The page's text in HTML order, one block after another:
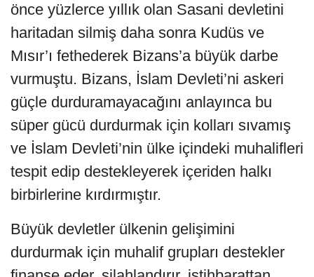
önce yüzlerce yıllık olan Sasani devletini
haritadan silmiş daha sonra Kudüs ve
Mısır’ı fethederek Bizans’a büyük darbe
vurmuştu. Bizans, İslam Devleti’ni askeri
güçle durduramayacağını anlayınca bu
süper gücü durdurmak için kolları sıvamış
ve İslam Devleti’nin ülke içindeki muhalifleri
tespit edip destekleyerek içeriden halkı
birbirlerine kırdırmıştır.
Büyük devletler ülkenin gelişimini
durdurmak için muhalif grupları destekler